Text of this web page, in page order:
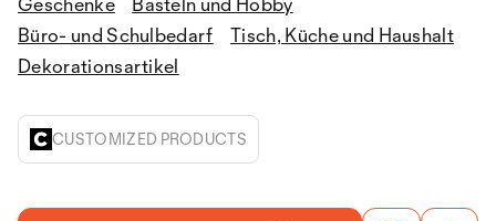
Büro- und Schulbedarf
Tisch, Küche und Haushalt
Dekorationsartikel
CUSTOMIZED PRODUCTS